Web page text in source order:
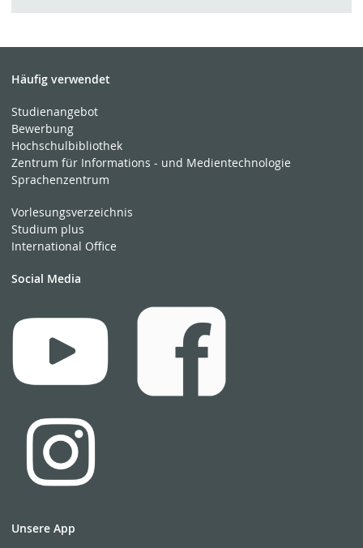
Häufig verwendet
Studienangebot
Bewerbung
Hochschulbibliothek
Zentrum für Informations - und Medientechnologie
Sprachenzentrum
Vorlesungsverzeichnis
Studium plus
International Office
Social Media
Unsere App